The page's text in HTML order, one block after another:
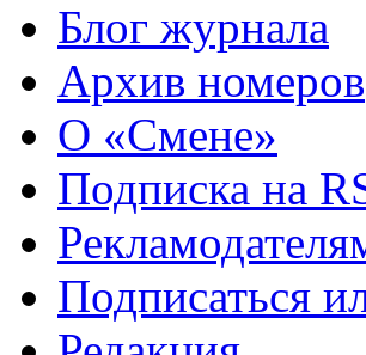
Блог журнала
Архив номеров
О «Смене»
Подписка на
Подписаться